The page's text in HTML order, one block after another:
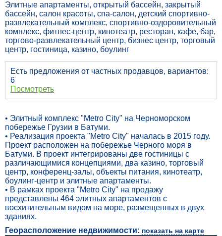
Элитные апартаменты, открытый бассейн, закрытый
бассейн, салон красоты, спа-салон, детский спортивно-
развлекательный комплекс, спортивно-оздоровительный
комплекс, фитнес-центр, кинотеатр, ресторан, кафе, бар,
торгово-развлекательный центр, бизнес центр, торговый
центр, гостиница, казино, боулинг
Есть предложения от частных продавцов, вариантов:
6
Посмотреть
• Элитный комплекс "Metro City" на Черноморском
побережье Грузии в Батуми.
• Реализация проекта "Metro City" началась в 2015 году.
Проект расположен на побережье Черного моря в
Батуми. В проект интегрированы две гостиницы с
различающимися концепциями, два казино, торговый
центр, конференц-залы, объекты питания, кинотеатр,
боулинг-центр и элитные апартаменты.
• В рамках проекта "Metro City" на продажу
представлены 464 элитных апартаментов с
восхитительным видом на море, размещенных в двух
зданиях.
Георасположение недвижимости: показать на карте